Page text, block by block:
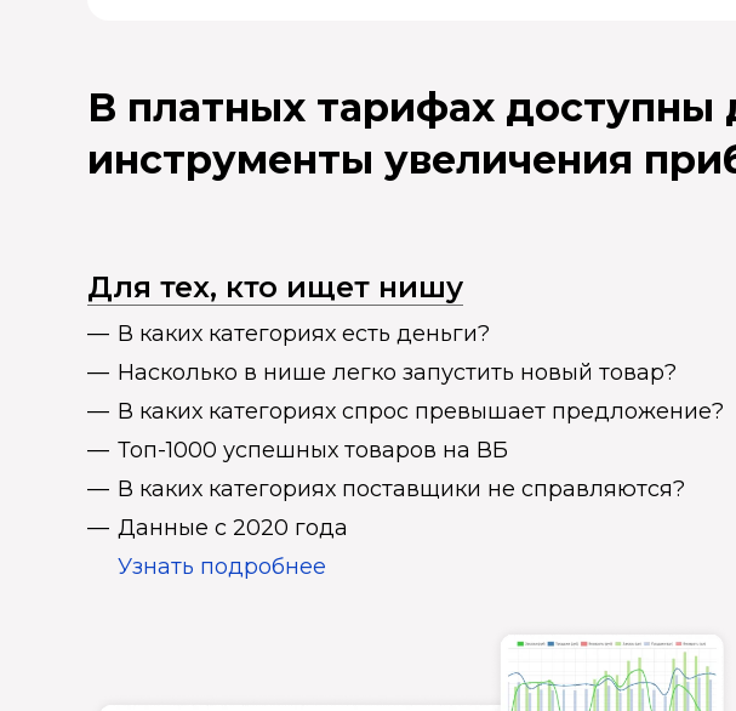
В платных тарифах доступны
инструменты увеличения
Для тех, кто ищет нишу
В каких категориях есть деньги?
Насколько в нише легко запустить новый товар?
В каких категориях спрос превышает предложение?
Топ-1000 успешных товаров на ВБ
В каких категориях поставщики не справляются?
Данные с 2020 года
Узнать подробнее